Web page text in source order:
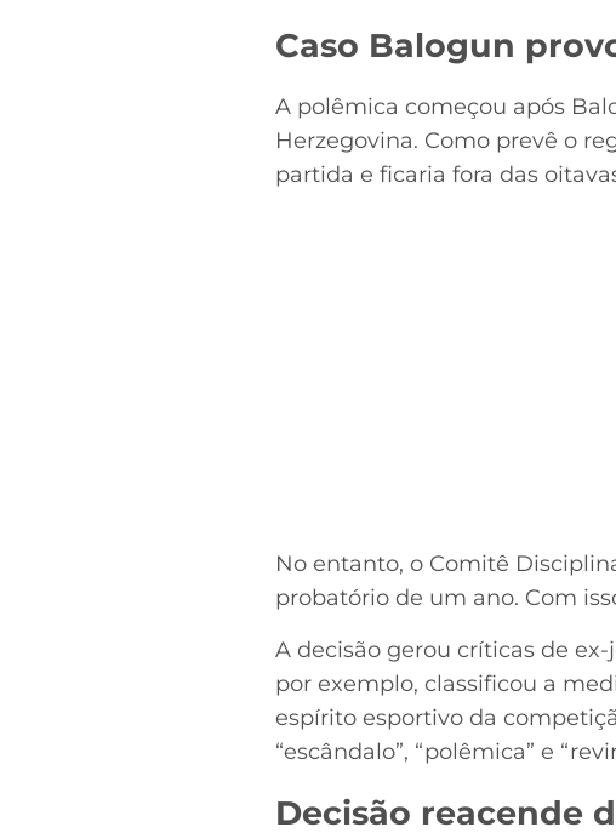
Caso Balogun
A polêmica começou após
Herzegovina. Como prevê o
partida e ficaria fora das
No entanto, o Comitê
probatório de um ano. Com
A decisão gerou críticas de
por exemplo, classificou a
espírito esportivo da
“escândalo”, “polêmica” e
Decisão reacende